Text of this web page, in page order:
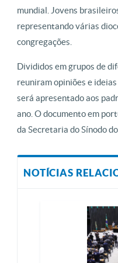
mundial. Jovens
representando várias
congregações.
Divididos em grupos de
reuniram opiniões e ideias
será apresentado aos
ano. O documento em
da Secretaria do Sínodo
NOTÍCIAS